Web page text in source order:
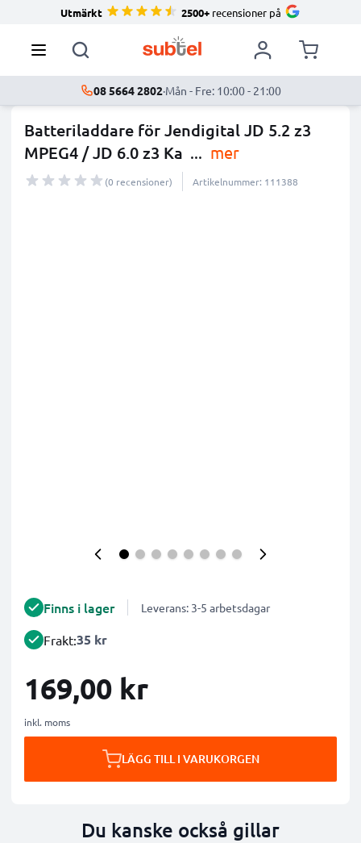
Utmärkt 2500+ recensioner på
08 5664 2802·Mån - Fre: 10:00 - 21:00
Batteriladdare för Jendigital JD 5.2 z3
MPEG4 / JD 6.0 z3 Ka ... mer
(0 recensioner) Artikelnummer: 111388
Finns i lager Leverans: 3-5 arbetsdagar
Frakt:35 kr
169,00 kr
inkl. moms
LÄGG TILL I VARUKORGEN
Du kanske också gillar